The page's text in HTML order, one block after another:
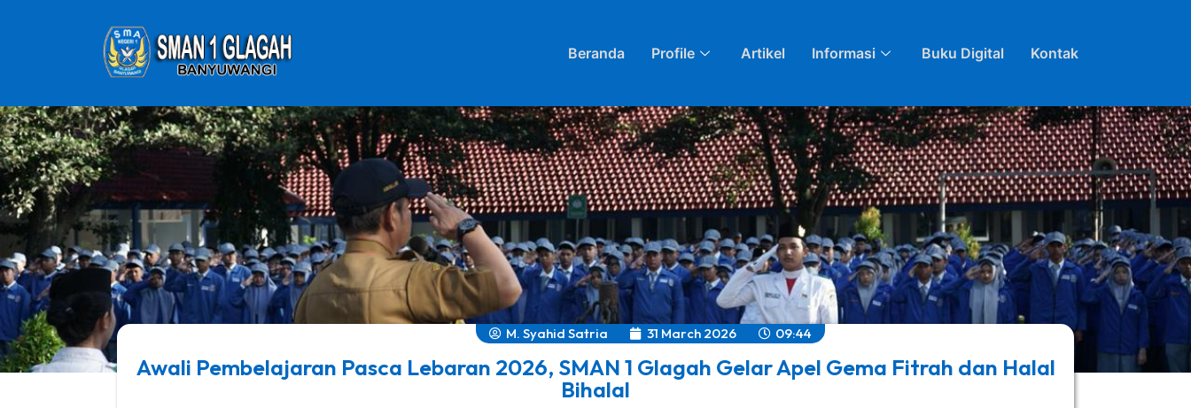
Beranda Profile Artikel Informasi Buku Digital Kontak
M. Syahid Satria 31 March 2026 09:44
Awali Pembelajaran Pasca Lebaran 2026, SMAN 1 Glagah Gelar Apel Gema Fitrah dan Halal
Bihalal